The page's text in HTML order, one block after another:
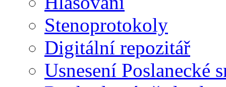
Stenoprotokoly
Digitální repozitář
Usnesení Poslanecké